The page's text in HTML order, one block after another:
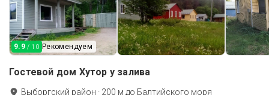
9.9 / 10 Рекомендуем
Гостевой дом Хутор у залива
Выборгский район · 200 м до Балтийского моря